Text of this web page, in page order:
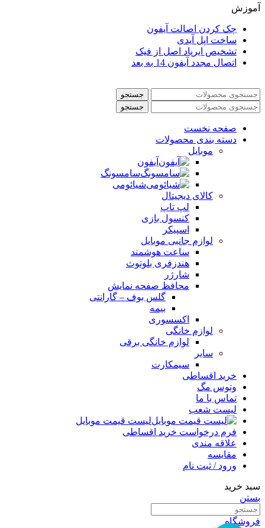
آموزش
چک کردن اصالت آیفون
ساخت اپل آیدی
تشخیص ایرپاد اصل از فیک
اتصال مجدد آیفون 14 به بعد
جستجو
جستجو
صفحه نخست
دسته بندی محصولات
موبایل
آیفون
سامسونگ
شیائومی
کالای دیجیتال
لپ تاپ
کنسول بازی
اسپیکر
لوازم جانبی موبایل
ساعت هوشمند
هندزفری بلوتوث
شارژر
محافظ صفحه نمایش
گلس بوف – گارانتی
بیمه
اکسسوری
لوازم خانگی
لوازم خانگی برقی
سایر
سیمکارت
خرید اقساطی
وتوس مگ
تماس با ما
لیست شعب
لیست قیمت موبایل
فرم درخواست خرید اقساطی
علاقه مندی
مقایسه
ورود / ثبت نام
سبد خرید
بستن
فروشگاه